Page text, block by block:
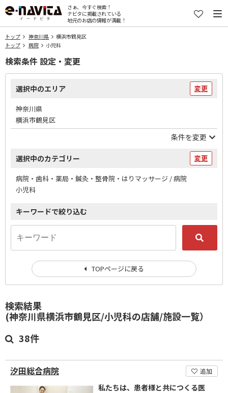
さぁ、今すぐ検索！
ナビタに掲載されている
地元のお店の情報が満載！
トップ 神奈川県
横浜市鶴見区
トップ
病院 小児科
検索結果
(神奈川県横浜市鶴見区/小児科の店舗/施設一覧）
38件
汐田総合病院 追加
私たちは、患者様と共につくる医
検索条件 設定・変更
選択中のエリア 変更
神奈川県
横浜市鶴見区
条件を変更
選択中のカテゴリー 変更
病院・歯科・薬局・鍼灸・整骨院・はりマッサージ / 病院
小児科
キーワードで絞り込む
TOPページに戻る